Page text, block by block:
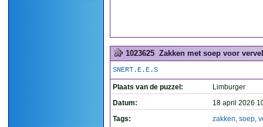
1023625 Zakken met soep voor
SNERT.E.E.S
Plaats van de puzzel:
Limburger
Datum:
18 april 2026
Tags:
zakken, soep,